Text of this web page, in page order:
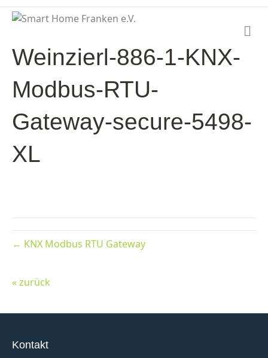
o
Weinzierl-886-1-KNX-
Modbus-RTU-
Gateway-secure-5498-
XL
← KNX Modbus RTU Gateway
« zurück
Kontakt